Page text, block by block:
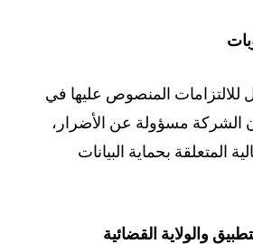
للالتزامات المنصوص عليها في
الشركة مسؤولة عن الأضرار،
المتعلقة بحماية البيانات